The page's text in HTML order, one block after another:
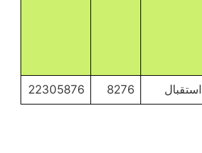
استقبال 8276
22305876